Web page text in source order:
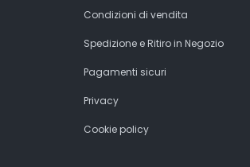
Condizioni di vendita
Spedizione e Ritiro in Negozio
Pagamenti sicuri
Privacy
Cookie policy